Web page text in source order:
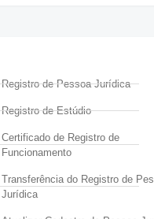
Registro de Pessoa Jurídica
Registro de Estúdio
Certificado de Registro de
Funcionamento
Transferência do Registro de
Jurídica